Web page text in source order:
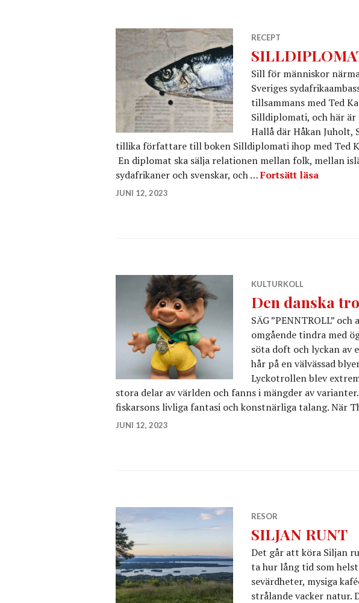
RECEPT
Sill för människor
Sveriges
tillsammans med Ted
Silldiplomati, och här
Hallå där Håkan Juholt,
tillika författare till boken Silldiplomati ihop med Ted
En diplomat ska sälja relationen mellan folk, mellan
sydafrikaner och svenskar, och …Fortsätt läsa
JUNI 12, 2023
KULTURKOLL
Den danska
SÄG ”PENNTROLL”
omgående tindra med
söta doft och lyckan
hår på en välvässad
Lyckotrollen blev
stora delar av världen och fanns i mängder av
fiskarsons livliga fantasi och konstnärliga talang. När
JUNI 12, 2023
RESOR
SILJAN RUNT
Det går att köra Siljan
ta hur lång tid som
sevärdheter, mysiga
strålande vacker natur.